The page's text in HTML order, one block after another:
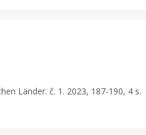
Länder. č. 1. 2023, 187-190, 4 s.